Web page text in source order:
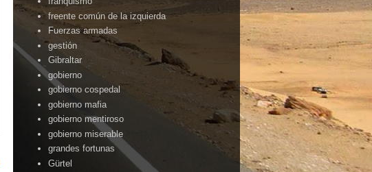
freente común de la izquierda
Fuerzas armadas
gestión
Gibraltar
gobierno
gobierno cospedal
gobierno mafia
gobierno mentiroso
gobierno miserable
grandes fortunas
Gürtel